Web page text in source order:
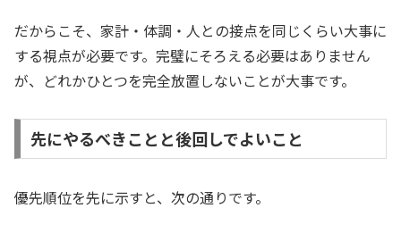
だからこそ、家計・体調・人との接点を同じくらい大事に
する視点が必要です。完璧にそろえる必要はありません
が、どれかひとつを完全放置しないことが大事です。
先にやるべきことと後回しでよいこと
優先順位を先に示すと、次の通りです。